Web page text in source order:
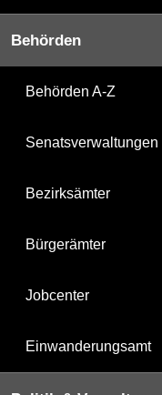
Behörden
Behörden A-Z
Senatsverwaltungen
Bezirksämter
Bürgerämter
Jobcenter
Einwanderungsamt